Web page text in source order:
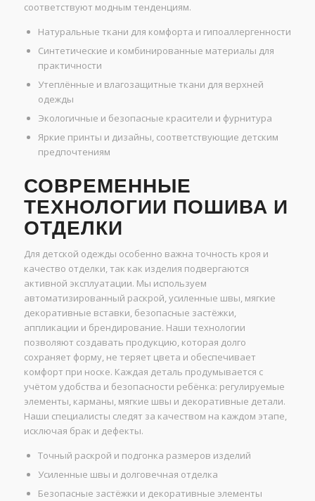
соответствуют модным тенденциям.
Натуральные ткани для комфорта и гипоаллергенности
Синтетические и комбинированные материалы для
практичности
Утеплённые и влагозащитные ткани для верхней
одежды
Экологичные и безопасные красители и фурнитура
Яркие принты и дизайны, соответствующие детским
предпочтениям
СОВРЕМЕННЫЕ
ТЕХНОЛОГИИ ПОШИВА И
ОТДЕЛКИ
Для детской одежды особенно важна точность кроя и
качество отделки, так как изделия подвергаются
активной эксплуатации. Мы используем
автоматизированный раскрой, усиленные швы, мягкие
декоративные вставки, безопасные застёжки,
аппликации и брендирование. Наши технологии
позволяют создавать продукцию, которая долго
сохраняет форму, не теряет цвета и обеспечивает
комфорт при носке. Каждая деталь продумывается с
учётом удобства и безопасности ребёнка: регулируемые
элементы, карманы, мягкие швы и декоративные детали.
Наши специалисты следят за качеством на каждом этапе,
исключая брак и дефекты.
Точный раскрой и подгонка размеров изделий
Усиленные швы и долговечная отделка
Безопасные застёжки и декоративные элементы